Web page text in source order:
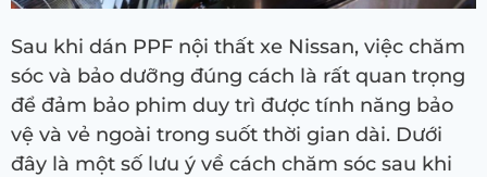
Sau khi dán PPF nội thất xe Nissan, việc chăm
sóc và bảo dưỡng đúng cách là rất quan trọng
để đảm bảo phim duy trì được tính năng bảo
vệ và vẻ ngoài trong suốt thời gian dài. Dưới
đây là một số lưu ý về cách chăm sóc sau khi